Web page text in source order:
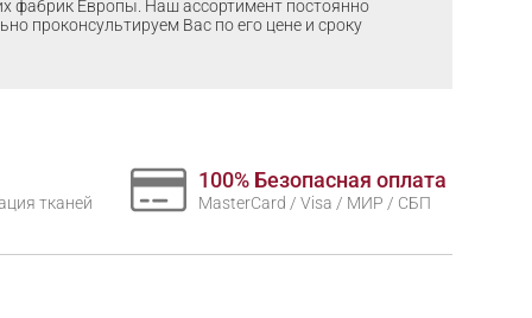
фабрик Европы. Наш ассортимент постоянно
проконсультируем Вас по его цене и сроку
тканей
100% Безопасная оплата
MasterCard / Visa / МИР / СБП